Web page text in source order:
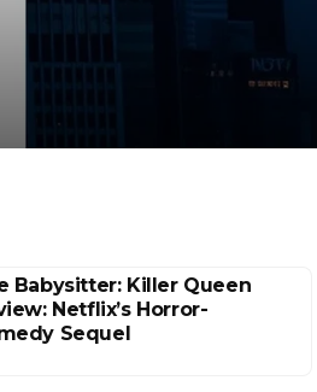
Babysitter: Killer Queen
Netflix’s Horror-
Sequel